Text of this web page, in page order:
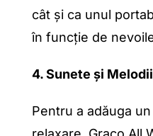
cât și ca unul
în funcție de
4. Sunete și
Pentru a adăuga